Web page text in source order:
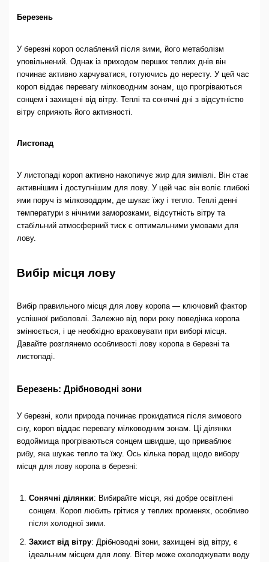
Березень
У березні короп ослаблений після зими, його метаболізм
уповільнений. Однак із приходом перших теплих днів він
починає активно харчуватися, готуючись до нересту. У цей час
короп віддає перевагу мілководним зонам, що прогріваються
сонцем і захищені від вітру. Теплі та сонячні дні з відсутністю
вітру сприяють його активності.
Листопад
У листопаді короп активно накопичує жир для зимівлі. Він стає
активнішим і доступнішим для лову. У цей час він воліє глибокі
ями поруч із мілководдям, де шукає їжу і тепло. Теплі денні
температури з нічними заморозками, відсутність вітру та
стабільний атмосферний тиск є оптимальними умовами для
лову.
Вибір місця лову
Вибір правильного місця для лову коропа — ключовий фактор
успішної риболовлі. Залежно від пори року поведінка коропа
змінюється, і це необхідно враховувати при виборі місця.
Давайте розглянемо особливості лову коропа в березні та
листопаді.
Березень: Дрібноводні зони
У березні, коли природа починає прокидатися після зимового
сну, короп віддає перевагу мілководним зонам. Ці ділянки
водоймища прогріваються сонцем швидше, що приваблює
рибу, яка шукає тепло та їжу. Ось кілька порад щодо вибору
місця для лову коропа в березні:
Сонячні ділянки: Вибирайте місця, які добре освітлені
сонцем. Короп любить грітися у теплих променях, особливо
після холодної зими.
Захист від вітру: Дрібноводні зони, захищені від вітру, є
ідеальним місцем для лову. Вітер може охолоджувати воду